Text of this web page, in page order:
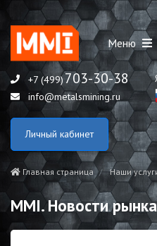
Меню
+7 (499)703-30-38
info@metalsmining.ru
Личный кабинет
Главная страница Наши
MMI. Новости рынка